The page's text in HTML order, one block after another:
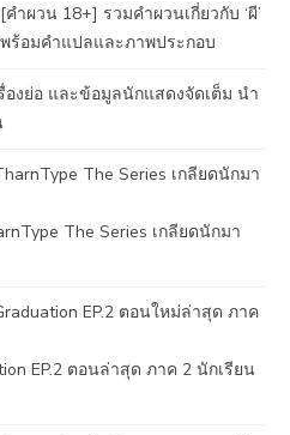
[คําผวน 18+] รวมคำผวนเกี่ยวกับ ‘ผี’
ร้อมคำแปลและภาพประกอบ
องย่อ และข้อมูลนักแสดงจัดเต็ม นำ
The Series เกลียดนักมา
EP.2 ตอนล่าสุด ภาค 2 นักเรียน